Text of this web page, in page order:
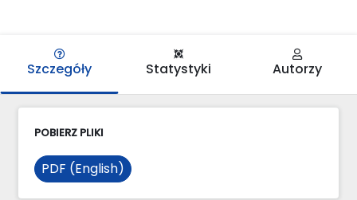
Szczegóły Statystyki Autorzy
POBIERZ PLIKI
PDF (English)